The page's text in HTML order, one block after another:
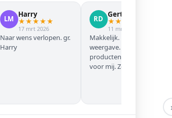
LM
Harry
★★★★★
17 mrt 2026
Naar wens verlopen. gr.
Harry
RD
Gert Jan
★★
11 mrt 2026
Makkelijk. Mooie
weergave. Goede
producten. Eerste keer
voor mij. Zeker niet de